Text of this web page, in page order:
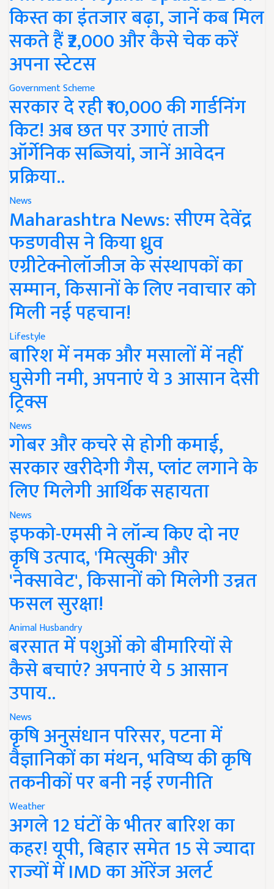
किस्त का इंतजार बढ़ा, जानें कब मिल
सकते हैं ₹2,000 और कैसे चेक करें
अपना स्टेटस
Government Scheme
सरकार दे रही ₹10,000 की गार्डनिंग
किट! अब छत पर उगाएं ताजी
ऑर्गेनिक सब्जियां, जानें आवेदन
प्रक्रिया..
News
Maharashtra News: सीएम देवेंद्र
फडणवीस ने किया ध्रुव
एग्रीटेक्नोलॉजीज के संस्थापकों का
सम्मान, किसानों के लिए नवाचार को
मिली नई पहचान!
Lifestyle
बारिश में नमक और मसालों में नहीं
घुसेगी नमी, अपनाएं ये 3 आसान देसी
ट्रिक्स
News
गोबर और कचरे से होगी कमाई,
सरकार खरीदेगी गैस, प्लांट लगाने के
लिए मिलेगी आर्थिक सहायता
News
इफको-एमसी ने लॉन्च किए दो नए
कृषि उत्पाद, 'मित्सुकी' और
'नेक्सावेट', किसानों को मिलेगी उन्नत
फसल सुरक्षा!
Animal Husbandry
बरसात में पशुओं को बीमारियों से
कैसे बचाएं? अपनाएं ये 5 आसान
उपाय..
News
कृषि अनुसंधान परिसर, पटना में
वैज्ञानिकों का मंथन, भविष्य की कृषि
तकनीकों पर बनी नई रणनीति
Weather
अगले 12 घंटों के भीतर बारिश का
कहर! यूपी, बिहार समेत 15 से ज्यादा
राज्यों में IMD का ऑरेंज अलर्ट